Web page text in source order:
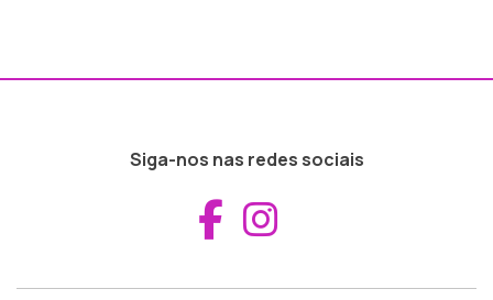
Siga-nos nas redes sociais
Aceder ao